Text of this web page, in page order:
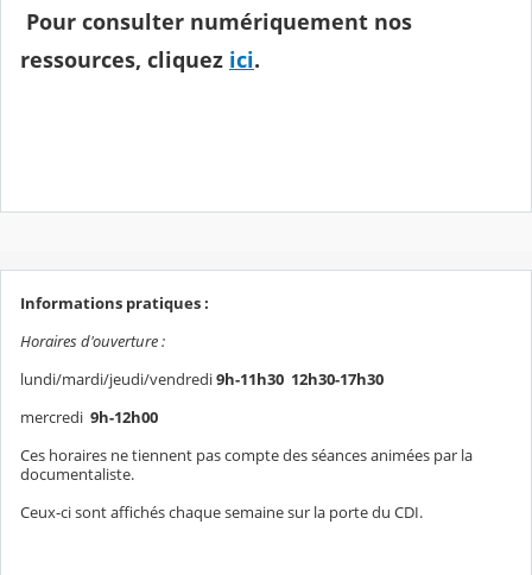
Pour consulter numériquement nos
ressources, cliquez ici.
Informations pratiques :
Horaires d'ouverture :
lundi/mardi/jeudi/vendredi9h-11h30 12h30-17h30
mercredi 9h-12h00
Ces horaires ne tiennent pas compte des séances animées par la
documentaliste.
Ceux-ci sont affichés chaque semaine sur la porte du CDI.